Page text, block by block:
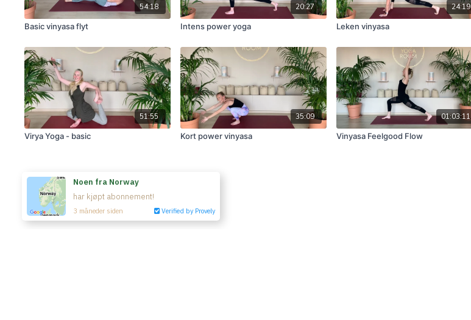
54:18
Basic vinyasa flyt
20:27
Intens power yoga
24:19
Leken vinyasa
51:55
Virya Yoga - basic
35:09
Kort power vinyasa
01:03:11
Vinyasa Feelgood Flow